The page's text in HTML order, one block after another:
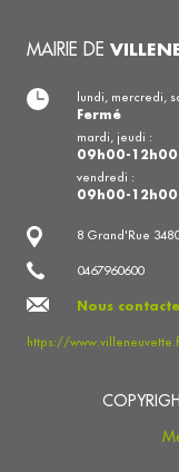
MAIRIE DE
8 Grand'Rue
0467960600
Nous
https://
lundi, mercredi,
Fermé
mardi, jeudi :
09h00-
vendredi :
09h00-12h00